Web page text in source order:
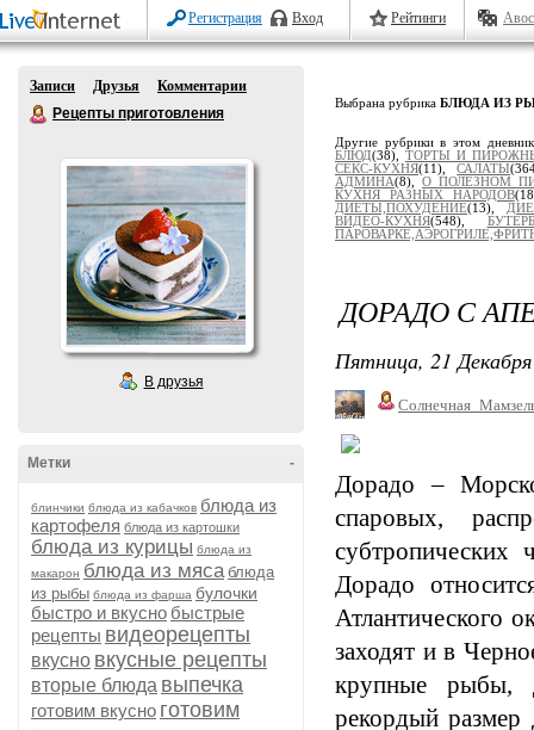
Регистрация Вход Рейтинги
Записи Друзья
Комментарии
Рецепты приготовления
В друзья
-
Метки
блинчики блюда из кабачков блюда из
картофеля блюда из картошки
блюда из курицы блюда из
макарон блюда из мяса блюда
из рыбы блюда из фарша булочки
быстро и вкусно быстрые
рецепты видеорецепты
вкусно вкусные рецепты
вторые блюда выпечка
готовим вкусно готовим
Выбрана рубрика БЛЮДА ИЗ
Другие рубрики в этом
БЛЮД(38), ТОРТЫ И
СЕКС-КУХНЯ(11),САЛАТЫ
АДМИНА(8), О ПОЛЕЗНОМ
КУХНЯ РАЗНЫХ НАРОДОВ
ДИЕТЫ,ПОХУДЕНИЕ(13),
ВИДЕО-КУХНЯ(548),
ДОРАДО С
Пятница, 21
Дорадо –
спаровых,
Дорадо
Атлантического
заходят и в
крупные рыбы,
рекордый